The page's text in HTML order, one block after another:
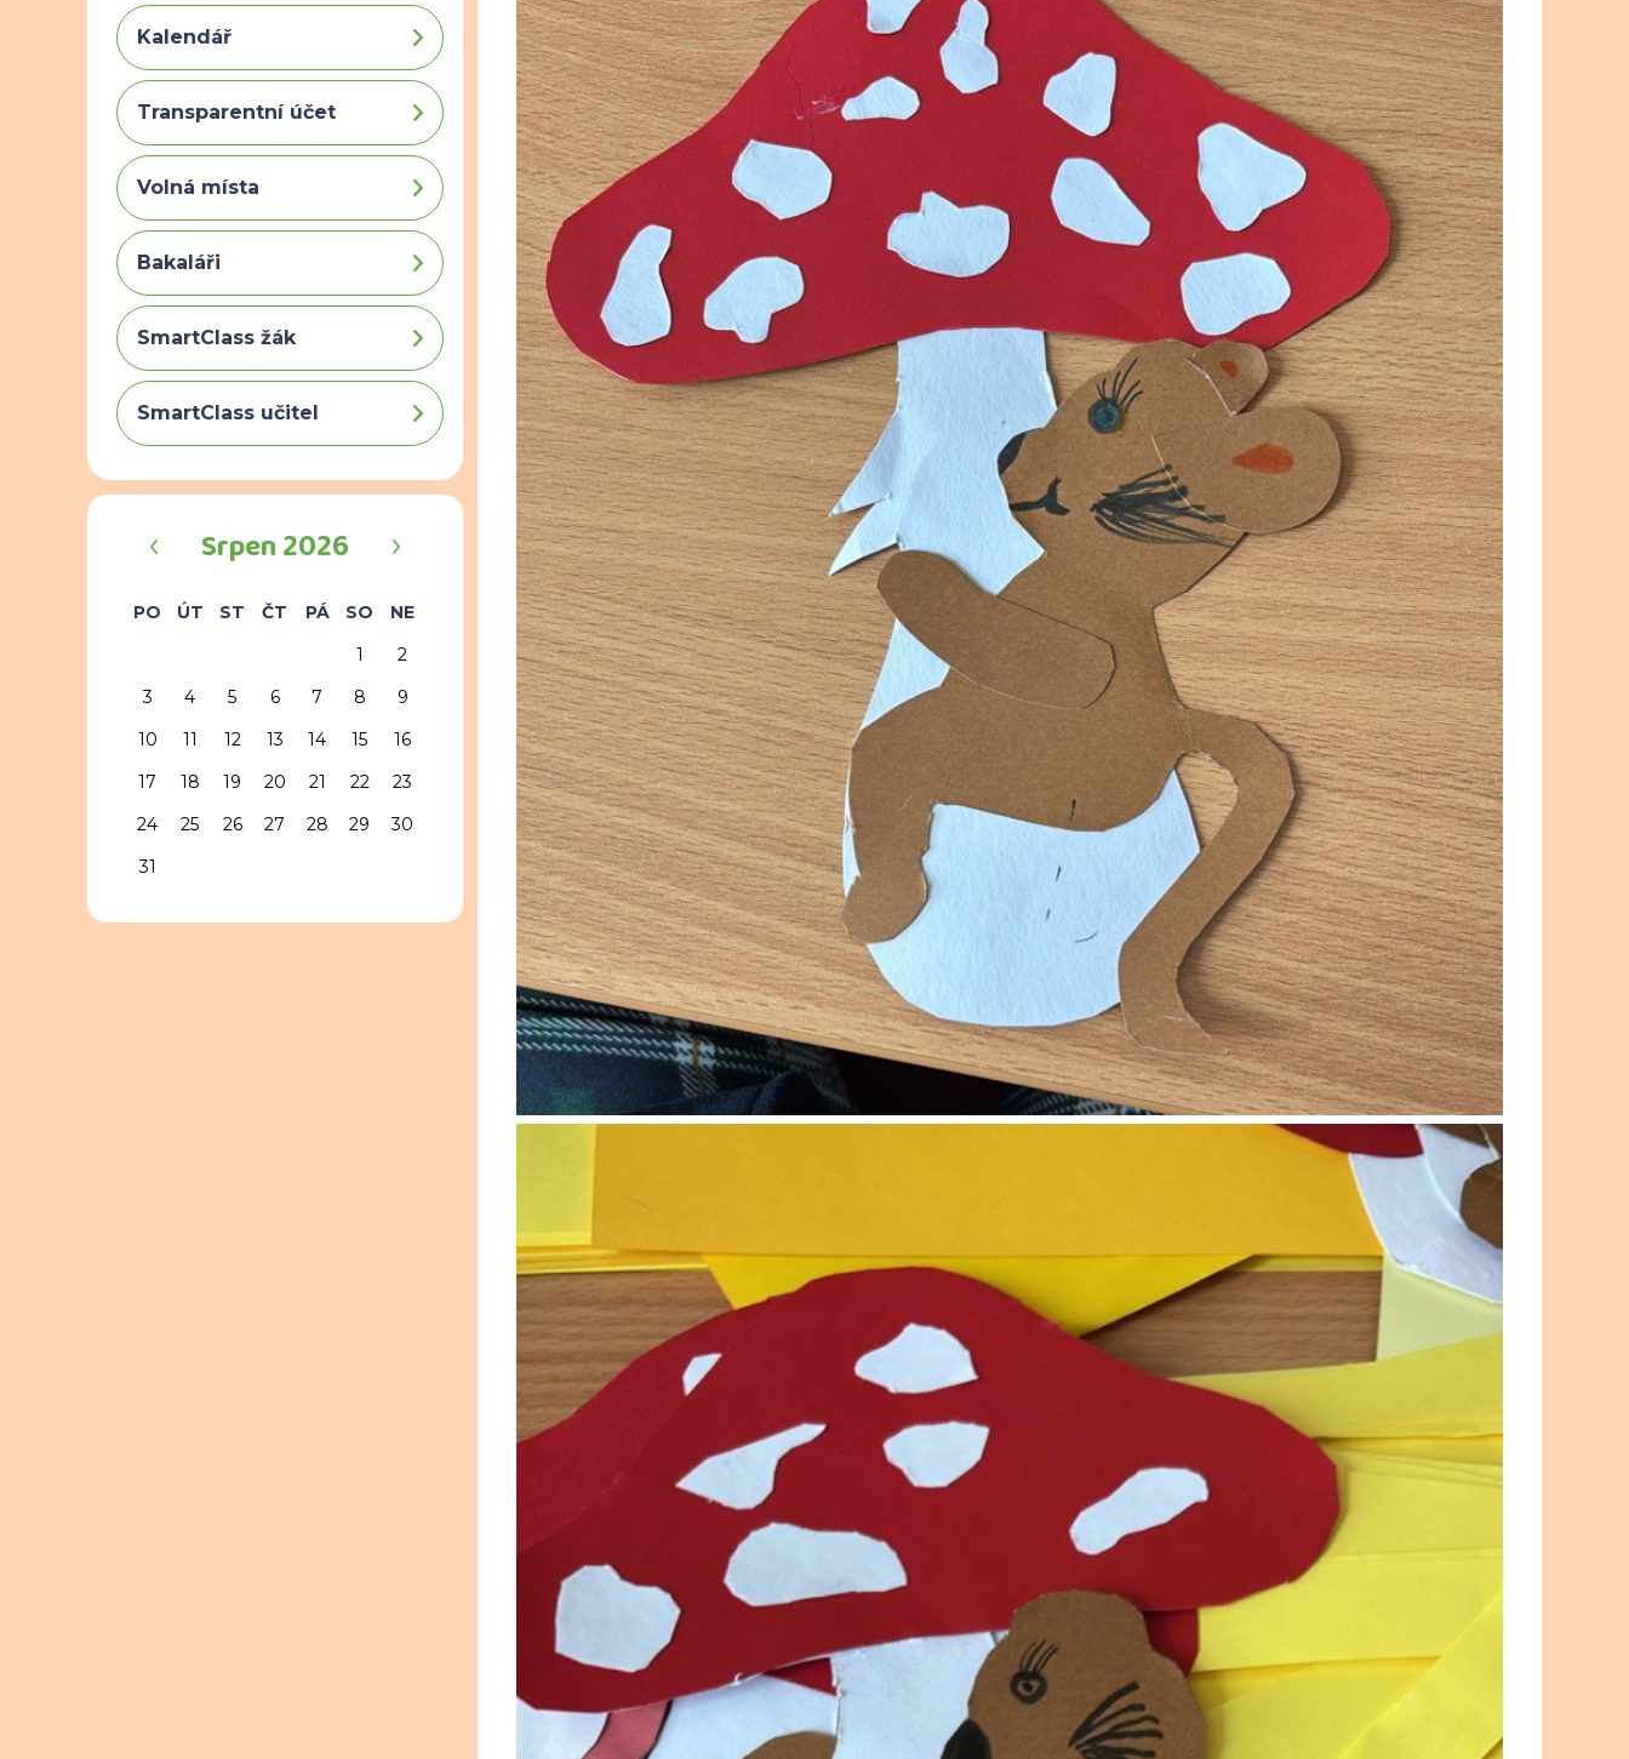
Kalendář
Transparentní účet
Volná místa
Bakaláři
SmartClass žák
SmartClass učitel
Srpen 2026
PO ÚT ST ČT PÁ SO
NE
1
2
3
4 5 6 7 8
9
10
11 12 13 14 15
16
17
18 19 20 21 22
23
24
25 26 27 28 29
30
31